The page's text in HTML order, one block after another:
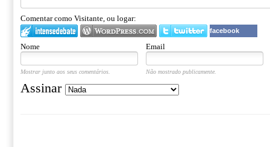
Comentar como Visitante, ou logar:
facebook
Nome Email
Mostrar junto aos seus comentários. Não mostrado publicamente.
Assinar